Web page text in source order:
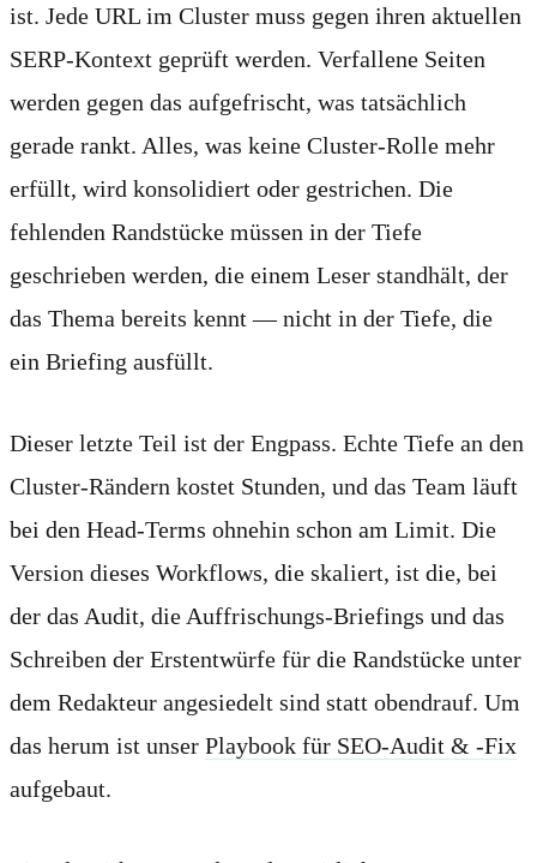
ist. Jede URL im Cluster muss gegen ihren aktuellen
SERP-Kontext geprüft werden. Verfallene Seiten
werden gegen das aufgefrischt, was tatsächlich
gerade rankt. Alles, was keine Cluster-Rolle mehr
erfüllt, wird konsolidiert oder gestrichen. Die
fehlenden Randstücke müssen in der Tiefe
geschrieben werden, die einem Leser standhält, der
das Thema bereits kennt — nicht in der Tiefe, die
ein Briefing ausfüllt.
Dieser letzte Teil ist der Engpass. Echte Tiefe an den
Cluster-Rändern kostet Stunden, und das Team läuft
bei den Head-Terms ohnehin schon am Limit. Die
Version dieses Workflows, die skaliert, ist die, bei
der das Audit, die Auffrischungs-Briefings und das
Schreiben der Erstentwürfe für die Randstücke unter
dem Redakteur angesiedelt sind statt obendrauf. Um
das herum ist unser Playbook für SEO-Audit & -Fix
aufgebaut.